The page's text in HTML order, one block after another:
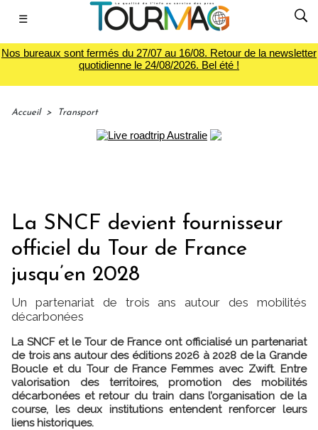
☰
Nos bureaux sont fermés du 27/07 au 16/08. Retour de la newsletter
quotidienne le 24/08/2026. Bel été !
Accueil > Transport
La SNCF devient fournisseur
officiel du Tour de France
jusqu’en 2028
Un partenariat de trois ans autour des mobilités
décarbonées
La SNCF et le Tour de France ont officialisé un partenariat
de trois ans autour des éditions 2026 à 2028 de la Grande
Boucle et du Tour de France Femmes avec Zwift. Entre
valorisation des territoires, promotion des mobilités
décarbonées et retour du train dans l’organisation de la
course, les deux institutions entendent renforcer leurs
liens historiques.